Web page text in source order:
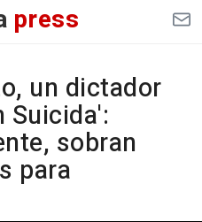
press
un dictador
Suicida':
sobran
para